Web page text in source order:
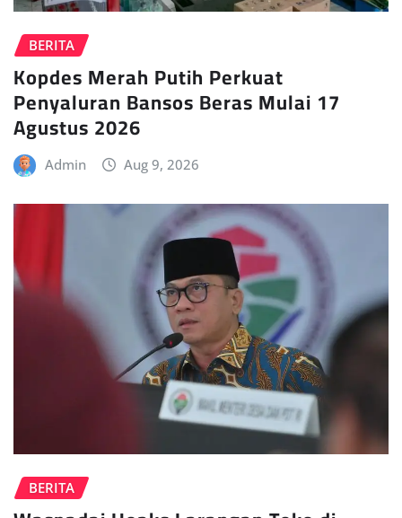
BERITA
Kopdes Merah Putih Perkuat
Penyaluran Bansos Beras Mulai 17
Agustus 2026
Admin Aug 9, 2026
BERITA